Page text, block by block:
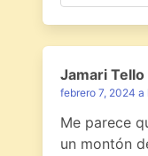
Jamari Tello
febrero 7, 2024 a
Me parece
un montón